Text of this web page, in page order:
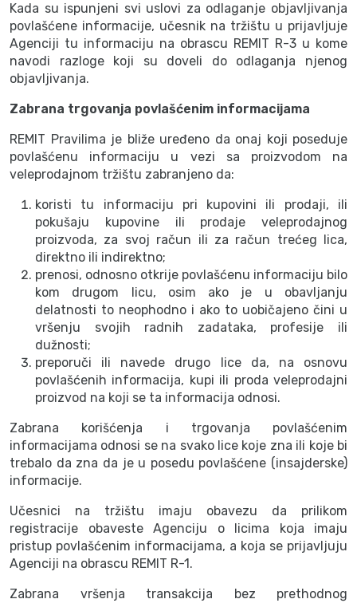
Kada su ispunjeni svi uslovi za odlaganje objavljivanja
povlašćene informacije, učesnik na tržištu u prijavljuje
Agenciji tu informaciju na obrascu REMIT R-3 u kome
navodi razloge koji su doveli do odlaganja njenog
objavljivanja.
Zabrana trgovanja povlašćenim informacijama
REMIT Pravilima je bliže uređeno da onaj koji poseduje
povlašćenu informaciju u vezi sa proizvodom na
veleprodajnom tržištu zabranjeno da:
koristi tu informaciju pri kupovini ili prodaji, ili
pokušaju kupovine ili prodaje veleprodajnog
proizvoda, za svoj račun ili za račun trećeg lica,
direktno ili indirektno;
prenosi, odnosno otkrije povlašćenu informaciju bilo
kom drugom licu, osim ako je u obavljanju
delatnosti to neophodno i ako to uobičajeno čini u
vršenju svojih radnih zadataka, profesije ili
dužnosti;
preporuči ili navede drugo lice da, na osnovu
povlašćenih informacija, kupi ili proda veleprodajni
proizvod na koji se ta informacija odnosi.
Zabrana korišćenja i trgovanja povlašćenim
informacijama odnosi se na svako lice koje zna ili koje bi
trebalo da zna da je u posedu povlašćene (insajderske)
informacije.
Učesnici na tržištu imaju obavezu da prilikom
registracije obaveste Agenciju o licima koja imaju
pristup povlašćenim informacijama, a koja se prijavljuju
Agenciji na obrascu REMIT R-1.
Zabrana vršenja transakcija bez prethodnog